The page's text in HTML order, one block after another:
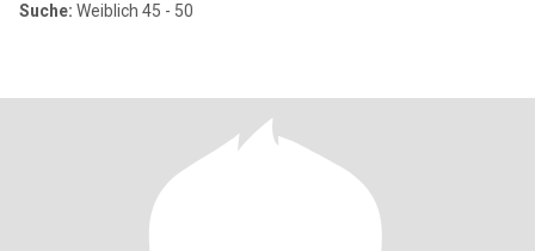
Suche: Weiblich 45 - 50